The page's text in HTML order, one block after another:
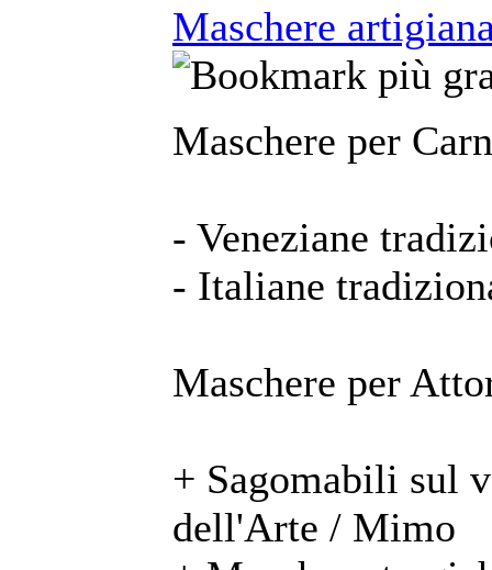
Maschere
Maschere per
- Veneziane
- Italiane
Maschere per
+ Sagomabili sul
dell'Arte / Mimo